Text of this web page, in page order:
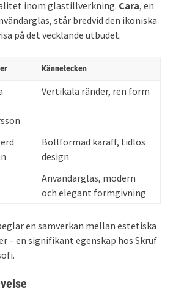
inom glastillverkning. Cara, en
står bredvid den ikoniska
på det vecklande utbudet.
Kännetecken
Vertikala ränder, ren form
Bollformad karaff, tidlös
design
Användarglas, modern
och elegant formgivning
en samverkan mellan estetiska
– en signifikant egenskap hos Skruf